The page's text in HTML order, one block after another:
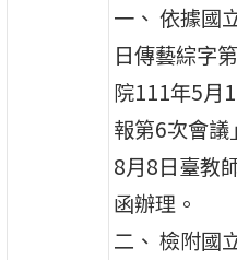
一、 依據國
日傳藝綜字
院111年5月
報第6次會
8月8日臺教
函辦理。
二、 檢附國